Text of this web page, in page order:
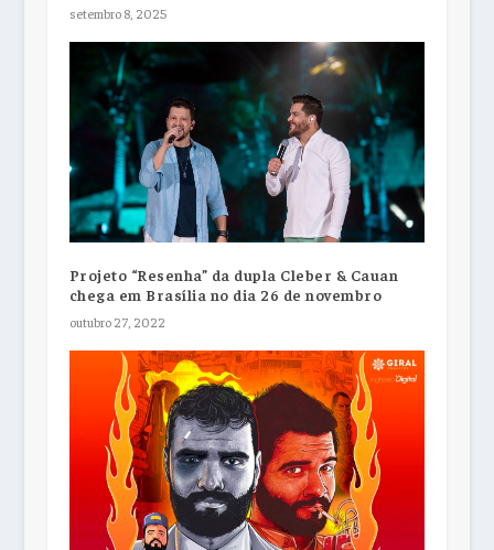
setembro 8, 2025
Projeto “Resenha” da dupla Cleber & Cauan
chega em Brasília no dia 26 de novembro
outubro 27, 2022